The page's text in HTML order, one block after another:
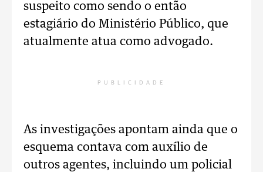
suspeito como sendo o então
estagiário do Ministério Público, que
atualmente atua como advogado.
PUBLICIDADE
As investigações apontam ainda que o
esquema contava com auxílio de
outros agentes, incluindo um policial